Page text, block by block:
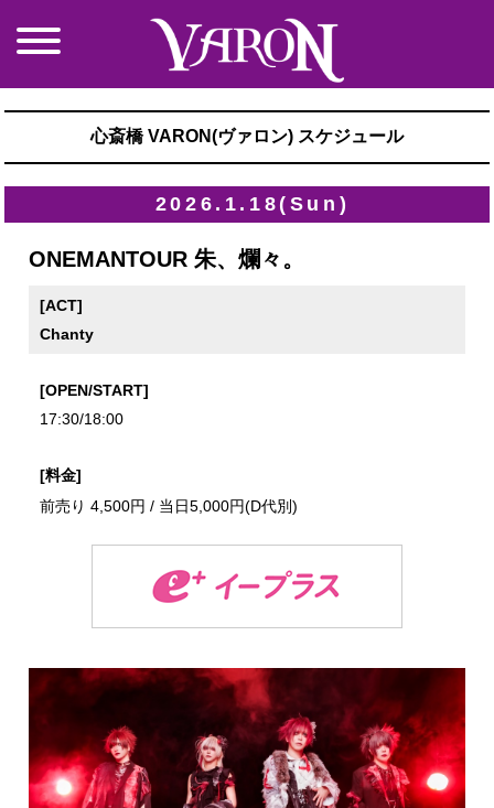
心斎橋 VARON(ヴァロン) スケジュール
2026.1.18(Sun)
ONEMANTOUR 朱、爛々。
[ACT]
Chanty
[OPEN/START]
17:30/18:00
[料金]
前売り 4,500円 / 当日5,000円(D代別)